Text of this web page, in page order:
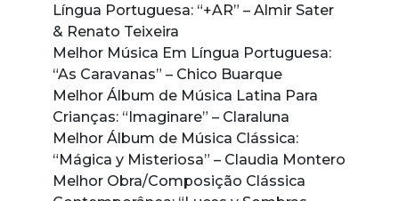
Língua Portuguesa: “+AR” – Almir Sater
& Renato Teixeira
Melhor Música Em Língua Portuguesa:
“As Caravanas” – Chico Buarque
Melhor Álbum de Música Latina Para
Crianças: “Imaginare” – Claraluna
Melhor Álbum de Música Clássica:
“Mágica y Misteriosa” – Claudia Montero
Melhor Obra/Composição Clássica